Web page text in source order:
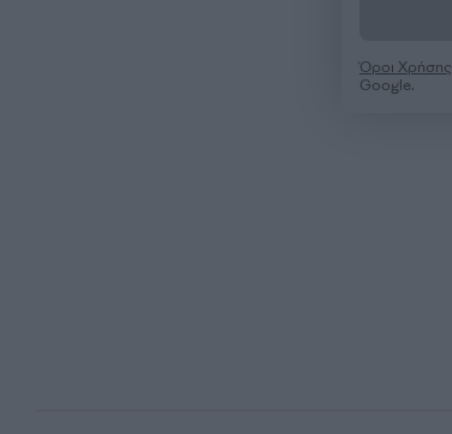
Όροι Χρήσης
Google.